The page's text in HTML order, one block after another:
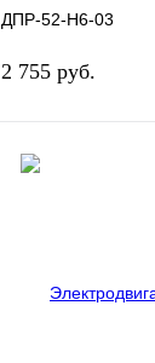
ДПР-52-Н6-03
2 755 руб.